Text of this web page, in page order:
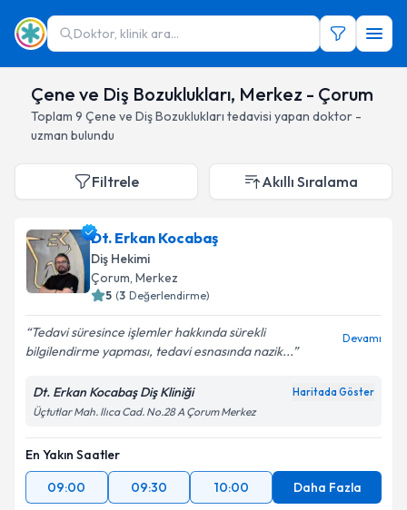
Doktor, klinik ara...
Çene ve Diş Bozuklukları, Merkez - Çorum
Toplam 9 Çene ve Diş Bozuklukları tedavisi yapan doktor -
uzman bulundu
Filtrele Akıllı Sıralama
Dt. Erkan Kocabaş
Diş Hekimi
Çorum, Merkez
5 (3 Değerlendirme)
Tedavi süresince işlemler hakkında sürekli
bilgilendirme yapması, tedavi esnasında nazik...
Devamı
Dt. Erkan Kocabaş Diş Kliniği Haritada Göster
Üçtutlar Mah. Ilıca Cad. No.28 A Çorum Merkez
En Yakın Saatler
09:00
09:30 10:00 Daha Fazla